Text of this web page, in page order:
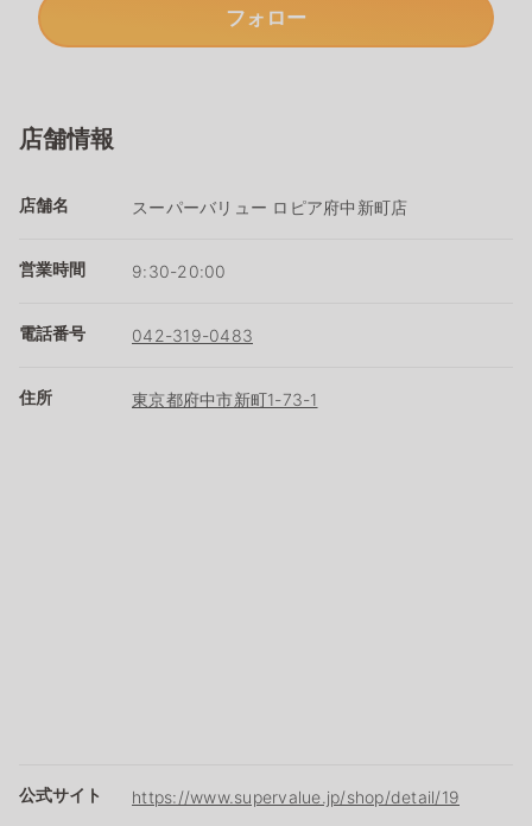
フォロー
店舗情報
店舗名 スーパーバリュー ロピア府中新町店
営業時間 9:30-20:00
電話番号 042-319-0483
住所 東京都府中市新町1-73-1
公式サイト https://www.supervalue.jp/shop/detail/19